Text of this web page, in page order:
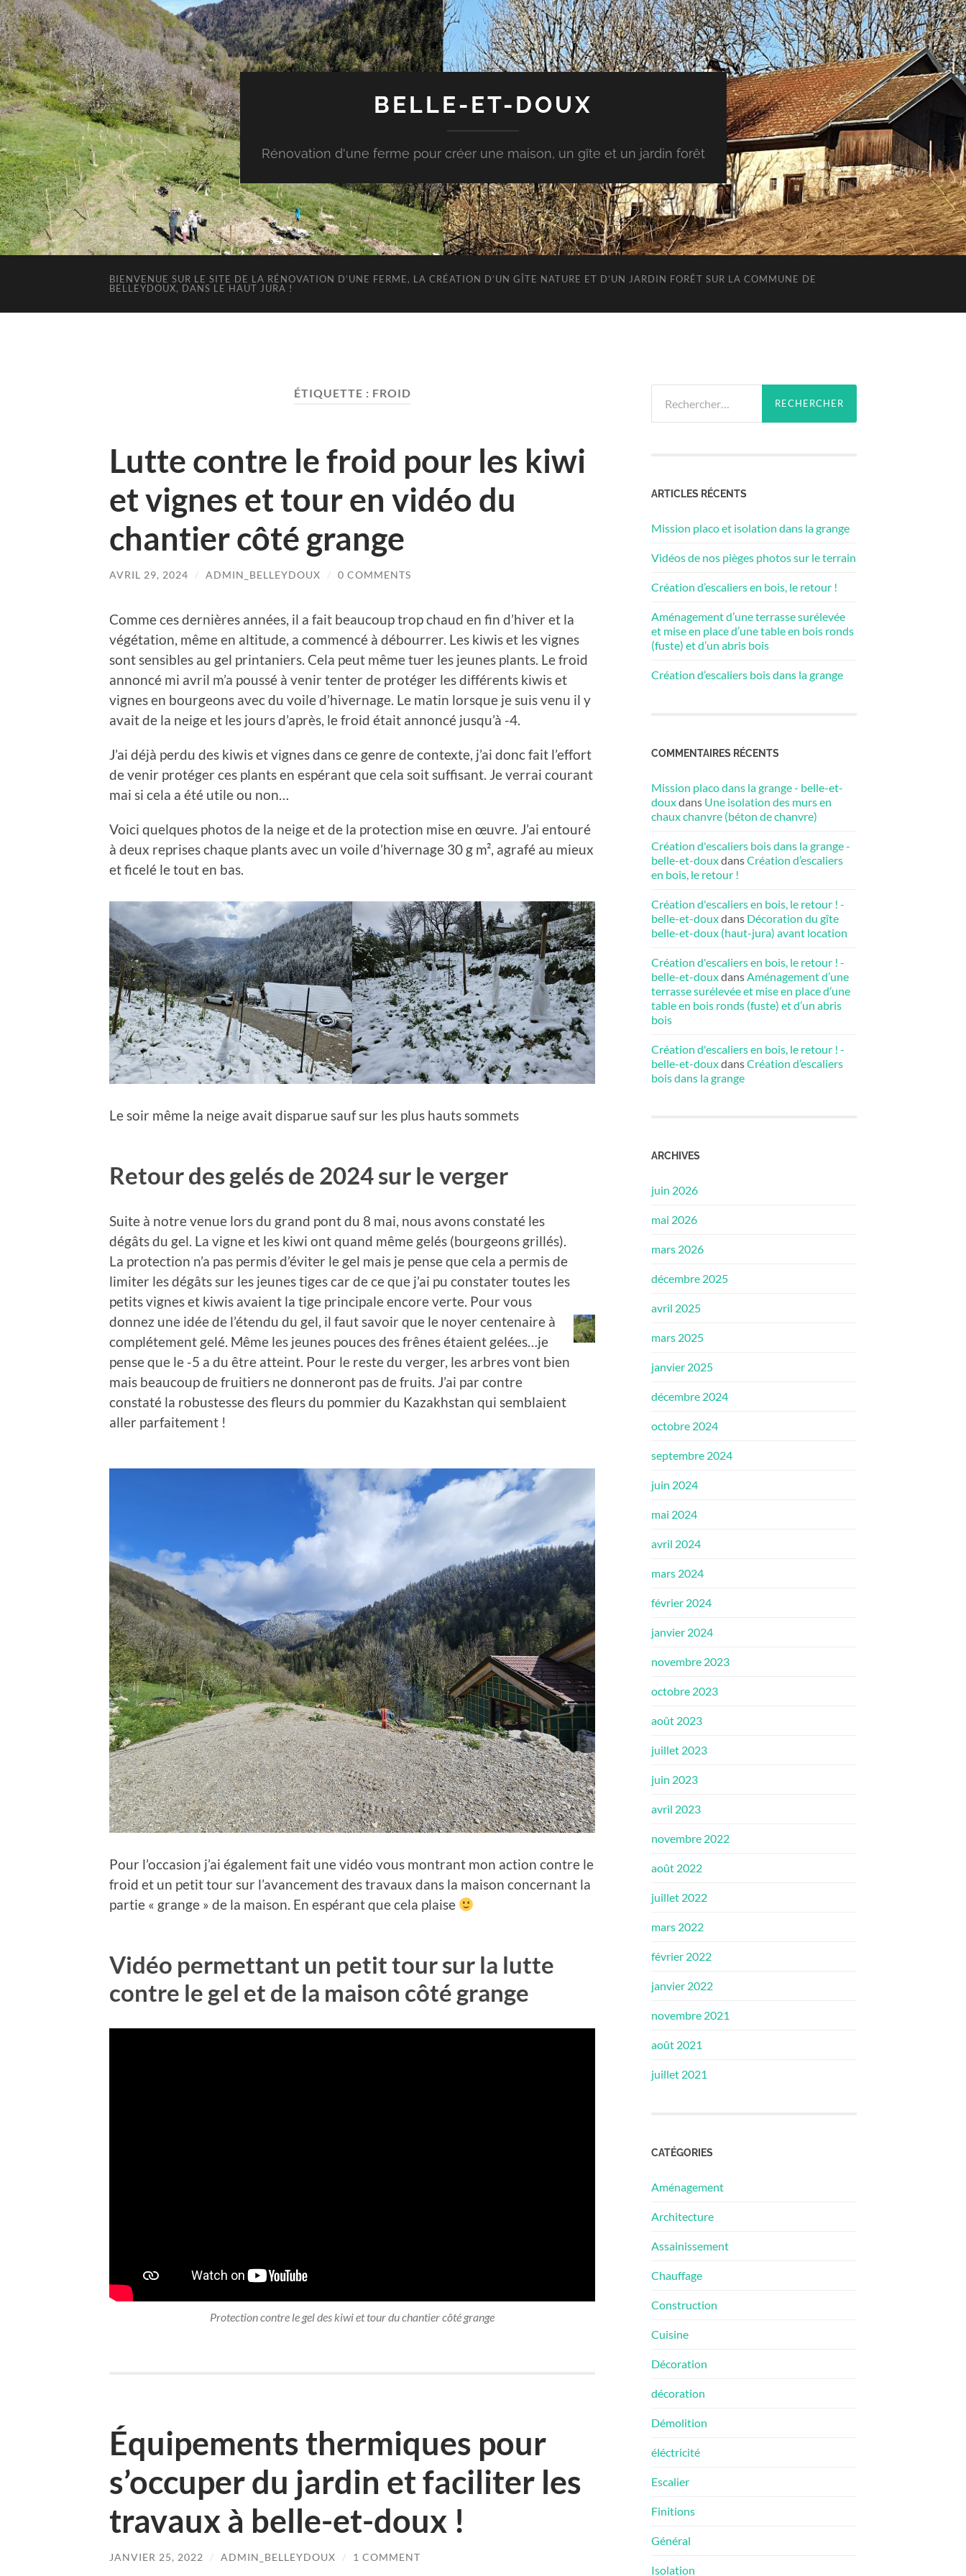
BELLE-ET-DOUX
Rénovation d'une ferme pour créer une maison, un gîte et un jardin forêt
BIENVENUE SUR LE SITE DE LA RÉNOVATION D’UNE FERME, LA CRÉATION D’UN GÎTE NATURE ET D’UN JARDIN FORÊT SUR LA COMMUNE DE
BELLEYDOUX, DANS LE HAUT JURA !
ÉTIQUETTE : FROID
Lutte contre le froid pour les kiwi
et vignes et tour en vidéo du
chantier côté grange
AVRIL 29, 2024 / ADMIN_BELLEYDOUX / 0 COMMENTS
Comme ces dernières années, il a fait beaucoup trop chaud en fin d’hiver et la
végétation, même en altitude, a commencé à débourrer. Les kiwis et les vignes
sont sensibles au gel printaniers. Cela peut même tuer les jeunes plants. Le froid
annoncé mi avril m’a poussé à venir tenter de protéger les différents kiwis et
vignes en bourgeons avec du voile d’hivernage. Le matin lorsque je suis venu il y
avait de la neige et les jours d’après, le froid était annoncé jusqu’à -4.
J’ai déjà perdu des kiwis et vignes dans ce genre de contexte, j’ai donc fait l’effort
de venir protéger ces plants en espérant que cela soit suffisant. Je verrai courant
mai si cela a été utile ou non…
Voici quelques photos de la neige et de la protection mise en œuvre. J’ai entouré
à deux reprises chaque plants avec un voile d’hivernage 30 g m², agrafé au mieux
et ficelé le tout en bas.
Le soir même la neige avait disparue sauf sur les plus hauts sommets
Retour des gelés de 2024 sur le verger
Suite à notre venue lors du grand pont du 8 mai, nous avons constaté les
dégâts du gel. La vigne et les kiwi ont quand même gelés (bourgeons grillés).
La protection n’a pas permis d’éviter le gel mais je pense que cela a permis de
limiter les dégâts sur les jeunes tiges car de ce que j’ai pu constater toutes les
petits vignes et kiwis avaient la tige principale encore verte. Pour vous
donnez une idée de l’étendu du gel, il faut savoir que le noyer centenaire à
complétement gelé. Même les jeunes pouces des frênes étaient gelées…je
pense que le -5 a du être atteint. Pour le reste du verger, les arbres vont bien
mais beaucoup de fruitiers ne donneront pas de fruits. J’ai par contre
constaté la robustesse des fleurs du pommier du Kazakhstan qui semblaient
aller parfaitement !
Pour l’occasion j’ai également fait une vidéo vous montrant mon action contre le
froid et un petit tour sur l’avancement des travaux dans la maison concernant la
partie « grange » de la maison. En espérant que cela plaise
Vidéo permettant un petit tour sur la lutte
contre le gel et de la maison côté grange
Protection contre le gel des kiwi et tour du chantier côté grange
Équipements thermiques pour
s’occuper du jardin et faciliter les
travaux à belle-et-doux !
JANVIER 25, 2022 / ADMIN_BELLEYDOUX / 1 COMMENT
ARTICLES RÉCENTS
Mission placo et isolation dans la grange
Vidéos de nos pièges photos sur le terrain
Création d’escaliers en bois, le retour !
Aménagement d’une terrasse surélevée
et mise en place d’une table en bois ronds
(fuste) et d’un abris bois
Création d’escaliers bois dans la grange
COMMENTAIRES RÉCENTS
Mission placo dans la grange - belle-et-
douxdans Une isolation des murs en
chaux chanvre (béton de chanvre)
Création d'escaliers bois dans la grange -
belle-et-douxdansCréation d’escaliers
en bois, le retour !
Création d'escaliers en bois, le retour ! -
belle-et-douxdans Décoration du gîte
belle-et-doux (haut-jura) avant location
Création d'escaliers en bois, le retour ! -
belle-et-douxdans Aménagement d’une
terrasse surélevée et mise en place d’une
table en bois ronds (fuste) et d’un abris
bois
Création d'escaliers en bois, le retour ! -
belle-et-douxdansCréation d’escaliers
bois dans la grange
ARCHIVES
juin 2026
mai 2026
mars 2026
décembre 2025
avril 2025
mars 2025
janvier 2025
décembre 2024
octobre 2024
septembre 2024
juin 2024
mai 2024
avril 2024
mars 2024
février 2024
janvier 2024
novembre 2023
octobre 2023
août 2023
juillet 2023
juin 2023
avril 2023
novembre 2022
août 2022
juillet 2022
mars 2022
février 2022
janvier 2022
novembre 2021
août 2021
juillet 2021
CATÉGORIES
Aménagement
Architecture
Assainissement
Chauffage
Construction
Cuisine
Décoration
décoration
Démolition
éléctricité
Escalier
Finitions
Général
Isolation